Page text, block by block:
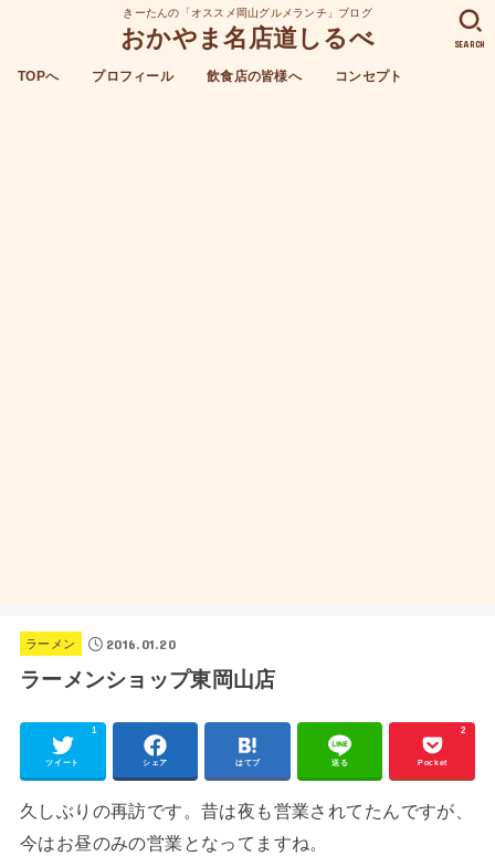
きーたんの「オススメ岡山グルメランチ」ブログ
おかやま名店道しるべ
TOPへ プロフィール 飲食店の皆様へ コンセプト
SEARCH
ラーメン 2016.01.20
ラーメンショップ東岡山店
ツイート
1
シェア はてブ 送る Pocket
2
久しぶりの再訪です。昔は夜も営業されてたんですが、
今はお昼のみの営業となってますね。